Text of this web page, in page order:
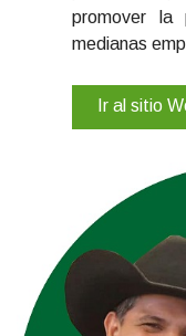
promover la
medianas
Ir al sitio